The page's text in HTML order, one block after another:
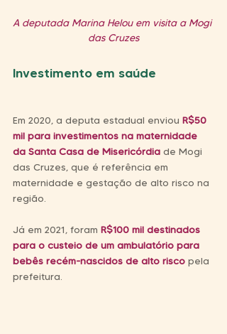
A deputada Marina Helou em visita a Mogi
das Cruzes
Investimento em saúde
Em 2020, a deputa estadual enviou R$50
mil para investimentos na maternidade
da Santa Casa de Misericórdia de Mogi
das Cruzes, que é referência em
maternidade e gestação de alto risco na
região.
Já em 2021, foram R$100 mil destinados
para o custeio de um ambulatório para
bebês recém-nascidos de alto risco pela
prefeitura.